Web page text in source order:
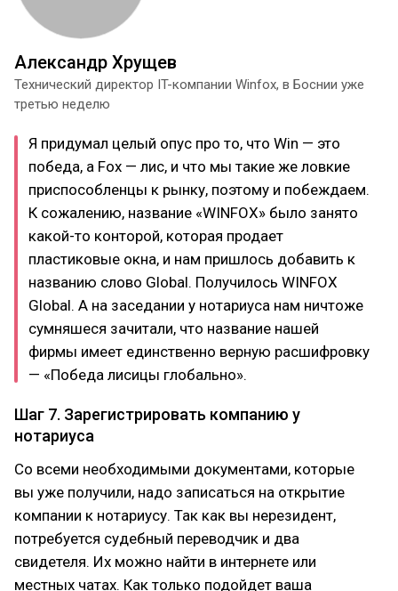
Александр Хрущев
Технический директор IT-компании Winfox, в Боснии уже
третью неделю
Я придумал целый опус про то, что Win — это
победа, а Fox — лис, и что мы такие же ловкие
приспособленцы к рынку, поэтому и побеждаем.
К сожалению, название «WINFOX» было занято
какой-то конторой, которая продает
пластиковые окна, и нам пришлось добавить к
названию слово Global. Получилось WINFOX
Global. А на заседании у нотариуса нам ничтоже
сумняшеся зачитали, что название нашей
фирмы имеет единственно верную расшифровку
— «Победа лисицы глобально».
Шаг 7. Зарегистрировать компанию у
нотариуса
Со всеми необходимыми документами, которые
вы уже получили, надо записаться на открытие
компании к нотариусу. Так как вы нерезидент,
потребуется судебный переводчик и два
свидетеля. Их можно найти в интернете или
местных чатах. Как только подойдет ваша